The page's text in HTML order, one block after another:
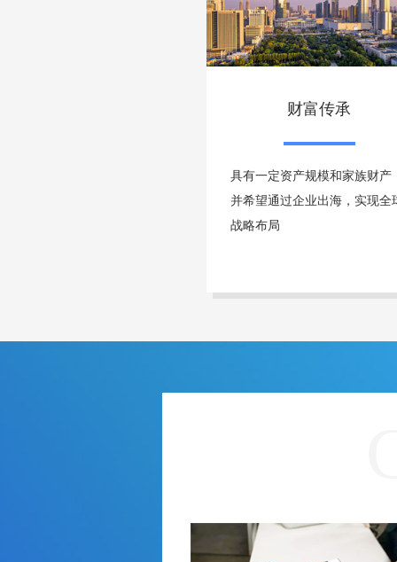
财富传承
具有一定资产规模和家族财产
并希望通过企业出海，实现全
战略布局